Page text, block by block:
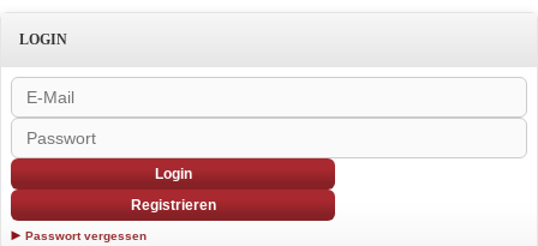
LOGIN
Login
Registrieren
Passwort vergessen